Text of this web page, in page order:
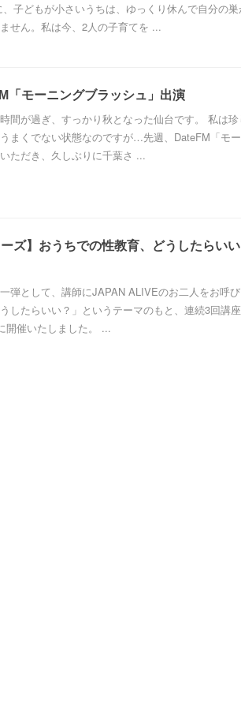
子どもが小さいうちは、ゆっくり休んで自分の巣
せん。私は今、2人の子育てを ...
「モーニングブラッシュ」出演
間が過ぎ、すっかり秋となった仙台です。 私は珍
まくでない状態なのですが…先週、DateFM「モ
ただき、久しぶりに千葉さ ...
ーズ】おうちでの性教育、どうしたらいい
弾として、講師にJAPAN ALIVEのお二人をお呼び
したらいい？」というテーマのもと、連続3回講
開催いたしました。 ...